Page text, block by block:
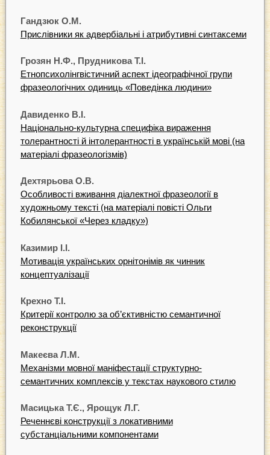
Гандзюк О.М.
Прислівники як адвербіальні і атрибутивні синтаксеми
Грозян Н.Ф., Прудникова Т.І.
Етнопсихолінгвістичний аспект ідеографічної групи
фразеологічних одиниць «Поведінка людини»
Давиденко В.І.
Національно-культурна специфіка вираження
толерантності й інтолерантності в українській мові (на
матеріалі фразеологізмів)
Дехтярьова О.В.
Особливості вживання діалектної фразеології в
художньому тексті (на матеріалі повісті Ольги
Кобилянської «Через кладку»)
Казимир І.І.
Мотивація українських орнітонімів як чинник
концептуалізації
Крехно Т.І.
Критерії контролю за об’єктивністю семантичної
реконструкції
Макеєва Л.М.
Механізми мовної маніфестації структурно-
семантичних комплексів у текстах наукового стилю
Масицька Т.Є., Ярощук Л.Г.
Реченнєві конструкції з локативними
субстанціальними компонентами